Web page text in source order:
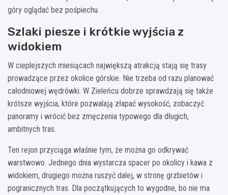
góry oglądać bez pośpiechu.
Szlaki piesze i krótkie wyjścia z
widokiem
W cieplejszych miesiącach największą atrakcją stają się trasy
prowadzące przez okolice górskie. Nie trzeba od razu planować
całodniowej wędrówki. W Zieleńcu dobrze sprawdzają się także
krótsze wyjścia, które pozwalają złapać wysokość, zobaczyć
panoramy i wrócić bez zmęczenia typowego dla długich,
ambitnych tras.
Ten rejon przyciąga właśnie tym, że można go odkrywać
warstwowo. Jednego dnia wystarcza spacer po okolicy i kawa z
widokiem, drugiego można ruszyć dalej, w stronę grzbietów i
pogranicznych tras. Dla początkujących to wygodne, bo nie ma